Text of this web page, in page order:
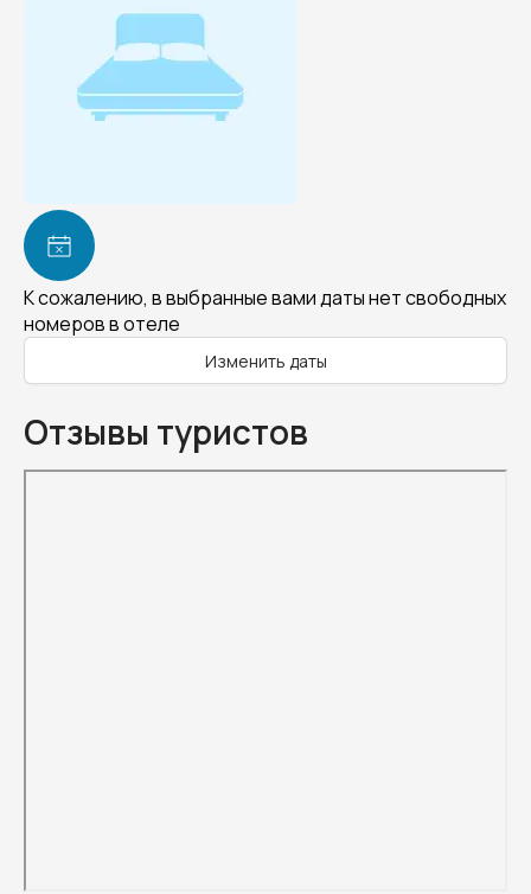
К сожалению, в выбранные вами даты нет свободных
номеров в отеле
Изменить даты
Отзывы туристов